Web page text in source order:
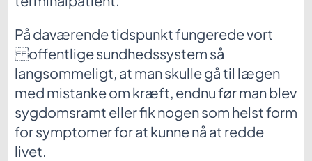
På daværende tidspunkt fungerede vort
offentlige sundhedssystem så
langsommeligt, at man skulle gå til lægen
med mistanke om kræft, endnu før man blev
sygdomsramt eller fik nogen som helst form
for symptomer for at kunne nå at redde
livet.